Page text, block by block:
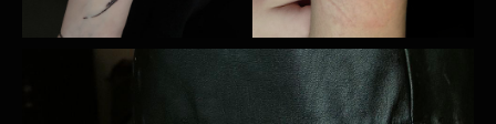
Ежедневно c 10:00 до 20:00